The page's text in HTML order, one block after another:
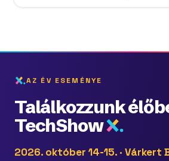
AZ ÉV ESEMÉNYE
Találkozzunk
TechShow
2026. október 14-15. · Várkert